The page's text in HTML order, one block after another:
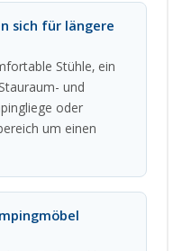
sich für längere
Stühle, ein
und
oder
um einen